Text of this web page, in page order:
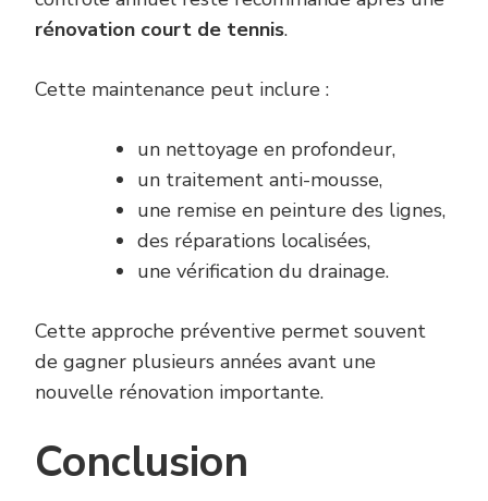
rénovation court de tennis.
Cette maintenance peut inclure :
un nettoyage en profondeur,
un traitement anti-mousse,
une remise en peinture des lignes,
des réparations localisées,
une vérification du drainage.
Cette approche préventive permet souvent
de gagner plusieurs années avant une
nouvelle rénovation importante.
Conclusion